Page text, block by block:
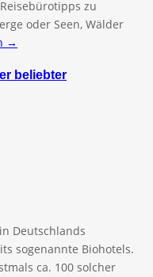
zu
oder Seen, Wälder
→
beliebter
Deutschlands
sogenannte Biohotels.
ca. 100 solcher